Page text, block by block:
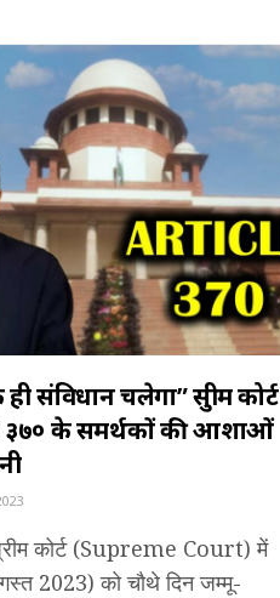
संविधान चलेगा” सुप्रीम कोर्ट
के समर्थकों की आशाओं
कोर्ट (Supreme Court) में
2023) को चौथे दिन जम्मू-